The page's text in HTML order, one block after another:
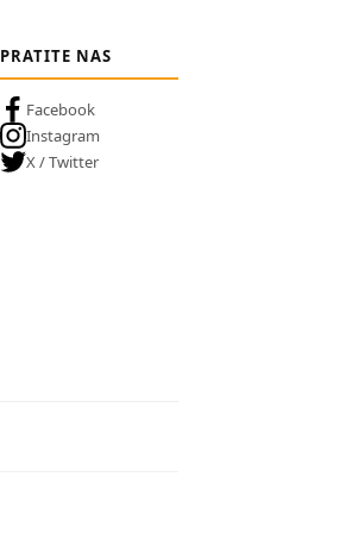
PRATITE NAS
Facebook
Instagram
X / Twitter